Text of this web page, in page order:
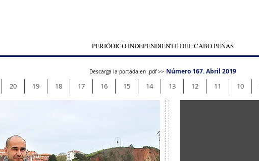
PERIÓDICO INDEPENDIENTE DEL CABO PEÑAS
Descarga la portada en .pdf >> Número 167. Abril 2019
20 19 18 17 16 15 14 13 12 11 10